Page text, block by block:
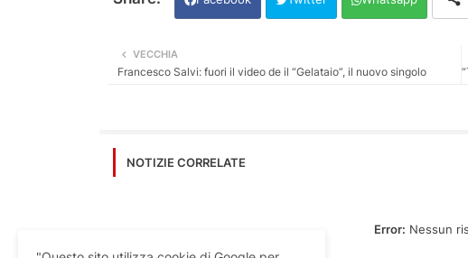
VECCHIA
Francesco Salvi: fuori il video de il “Gelataio”, il nuovo singolo
NOTIZIE CORRELATE
Error: Nessun